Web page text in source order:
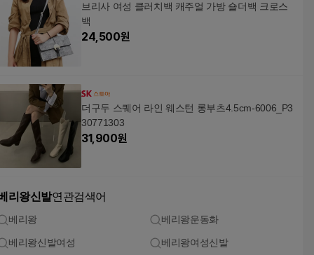
브리사 여성 클러치백 캐주얼 가방 숄더백 크로스
백
24,500원
더구두 스퀘어 라인 웨스턴 롱부츠4.5cm-6006_P3
30771303
31,900원
리왕신발연관검색어
베리왕 베리왕운동화
베리왕신발여성 베리왕여성신발